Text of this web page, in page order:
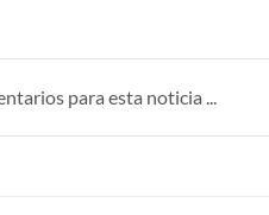
para esta noticia ...